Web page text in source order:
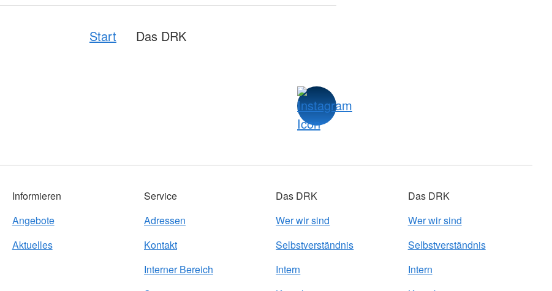
Start Das DRK
Informieren
Angebote
Aktuelles
Service
Adressen
Kontakt
Interner Bereich
Das DRK
Wer wir sind
Selbstverständnis
Intern
Das DRK
Wer wir sind
Selbstverständnis
Intern